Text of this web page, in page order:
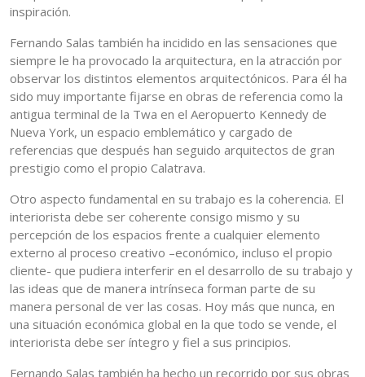
inspiración.
Fernando Salas también ha incidido en las sensaciones que
siempre le ha provocado la arquitectura, en la atracción por
observar los distintos elementos arquitectónicos. Para él ha
sido muy importante fijarse en obras de referencia como la
antigua terminal de la Twa en el Aeropuerto Kennedy de
Nueva York, un espacio emblemático y cargado de
referencias que después han seguido arquitectos de gran
prestigio como el propio Calatrava.
Otro aspecto fundamental en su trabajo es la coherencia. El
interiorista debe ser coherente consigo mismo y su
percepción de los espacios frente a cualquier elemento
externo al proceso creativo –económico, incluso el propio
cliente- que pudiera interferir en el desarrollo de su trabajo y
las ideas que de manera intrínseca forman parte de su
manera personal de ver las cosas. Hoy más que nunca, en
una situación económica global en la que todo se vende, el
interiorista debe ser íntegro y fiel a sus principios.
Fernando Salas también ha hecho un recorrido por sus obras